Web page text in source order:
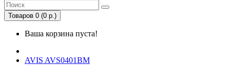
Товаров 0 (0 р.)
Ваша корзина пуста!
AVIS AVS0401BM